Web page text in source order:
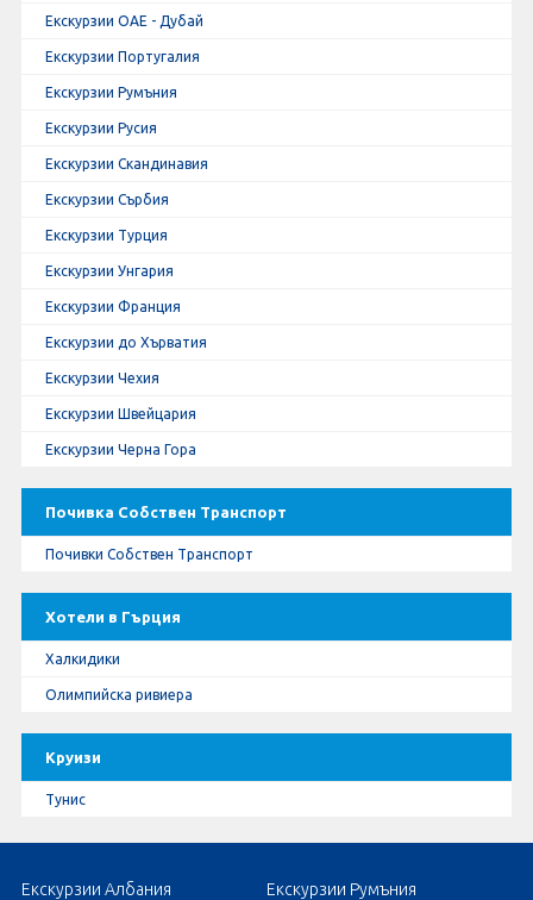
Екскурзии ОАЕ - Дубай
Екскурзии Португалия
Екскурзии Румъния
Екскурзии Русия
Екскурзии Скандинавия
Екскурзии Сърбия
Екскурзии Турция
Екскурзии Унгария
Екскурзии Франция
Екскурзии до Хърватия
Екскурзии Чехия
Екскурзии Швейцария
Екскурзии Черна Гора
Почивка Собствен Транспорт
Почивки Собствен Транспорт
Хотели в Гърция
Халкидики
Олимпийска ривиера
Круизи
Тунис
Екскурзии Албания
Екскурзии Румъния